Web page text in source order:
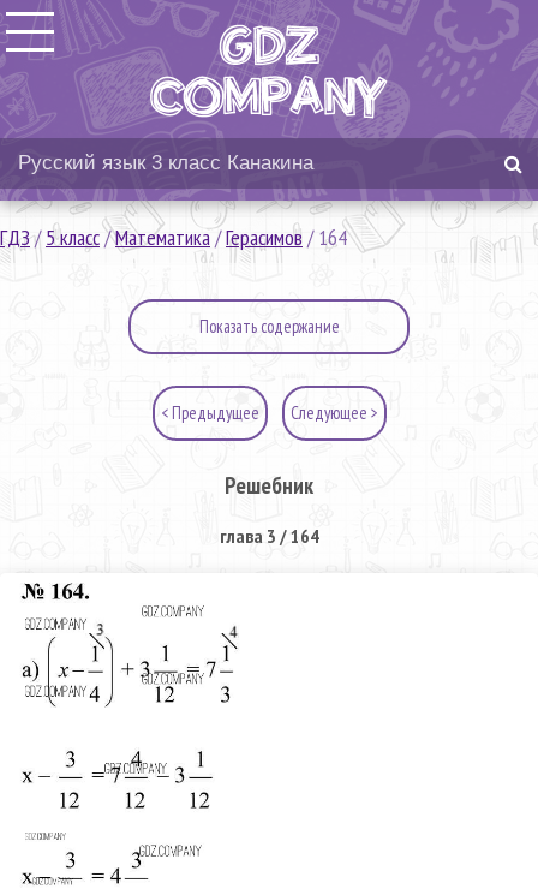
ГДЗ/5 класс/Математика/Герасимов/164
Показать содержание
< Предыдущее Следующее >
Решебник
глава 3 / 164